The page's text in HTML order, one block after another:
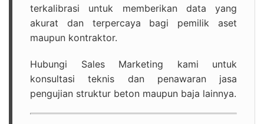
terkalibrasi untuk memberikan data yang
akurat dan terpercaya bagi pemilik aset
maupun kontraktor.
Hubungi Sales Marketing kami untuk
konsultasi teknis dan penawaran jasa
pengujian struktur beton maupun baja lainnya.